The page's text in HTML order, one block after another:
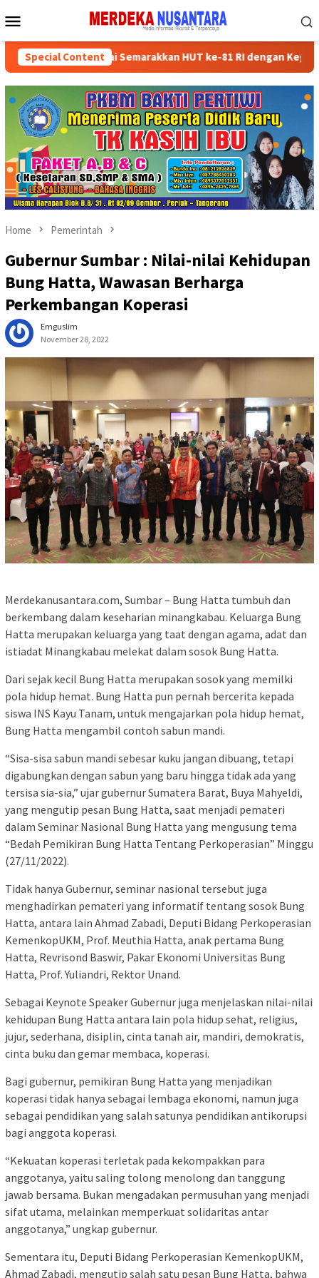
to
Menu
Special Content
Kader Partai Semarakkan HUT ke-81 RI dengan Kegiatan
Home Pemerintah
Gubernur Sumbar : Nilai-nilai Kehidupan
Bung Hatta, Wawasan Berharga
Perkembangan Koperasi
Emguslim
November 28, 2022
Merdekanusantara.com, Sumbar – Bung Hatta tumbuh dan
berkembang dalam keseharian minangkabau. Keluarga Bung
Hatta merupakan keluarga yang taat dengan agama, adat dan
istiadat Minangkabau melekat dalam sosok Bung Hatta.
Dari sejak kecil Bung Hatta merupakan sosok yang memilki
pola hidup hemat. Bung Hatta pun pernah bercerita kepada
siswa INS Kayu Tanam, untuk mengajarkan pola hidup hemat,
Bung Hatta mengambil contoh sabun mandi.
“Sisa-sisa sabun mandi sebesar kuku jangan dibuang, tetapi
digabungkan dengan sabun yang baru hingga tidak ada yang
tersisa sia-sia,” ujar gubernur Sumatera Barat, Buya Mahyeldi,
yang mengutip pesan Bung Hatta, saat menjadi pemateri
dalam Seminar Nasional Bung Hatta yang mengusung tema
“Bedah Pemikiran Bung Hatta Tentang Perkoperasian” Minggu
(27/11/2022).
Tidak hanya Gubernur, seminar nasional tersebut juga
menghadirkan pemateri yang informatif tentang sosok Bung
Hatta, antara lain Ahmad Zabadi, Deputi Bidang Perkoperasian
KemenkopUKM, Prof. Meuthia Hatta, anak pertama Bung
Hatta, Revrisond Baswir, Pakar Ekonomi Universitas Bung
Hatta, Prof. Yuliandri, Rektor Unand.
Sebagai Keynote Speaker Gubernur juga menjelaskan nilai-nilai
kehidupan Bung Hatta antara lain pola hidup sehat, religius,
jujur, sederhana, disiplin, cinta tanah air, mandiri, demokratis,
cinta buku dan gemar membaca, koperasi.
Bagi gubernur, pemikiran Bung Hatta yang menjadikan
koperasi tidak hanya sebagai lembaga ekonomi, namun juga
sebagai pendidikan yang salah satunya pendidikan antikorupsi
bagi anggota koperasi.
“Kekuatan koperasi terletak pada kekompakkan para
anggotanya, yaitu saling tolong menolong dan tanggung
jawab bersama. Bukan mengadakan permusuhan yang menjadi
sifat utama, melainkan memperkuat solidaritas antar
anggotanya,” ungkap gubernur.
Sementara itu, Deputi Bidang Perkoperasian KemenkopUKM,
Ahmad Zabadi, mengutip salah satu pesan Bung Hatta, bahwa